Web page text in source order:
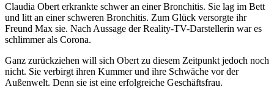
Claudia Obert erkrankte schwer an einer Bronchitis. Sie lag im Bett
und litt an einer schweren Bronchitis. Zum Glück versorgte ihr
Freund Max sie. Nach Aussage der Reality-TV-Darstellerin war es
schlimmer als Corona.
Ganz zurückziehen will sich Obert zu diesem Zeitpunkt jedoch noch
nicht. Sie verbirgt ihren Kummer und ihre Schwäche vor der
Außenwelt. Denn sie ist eine erfolgreiche Geschäftsfrau.